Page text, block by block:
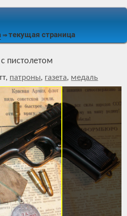
⇒ текущая страница
пистолетом
, патроны, газета, медаль